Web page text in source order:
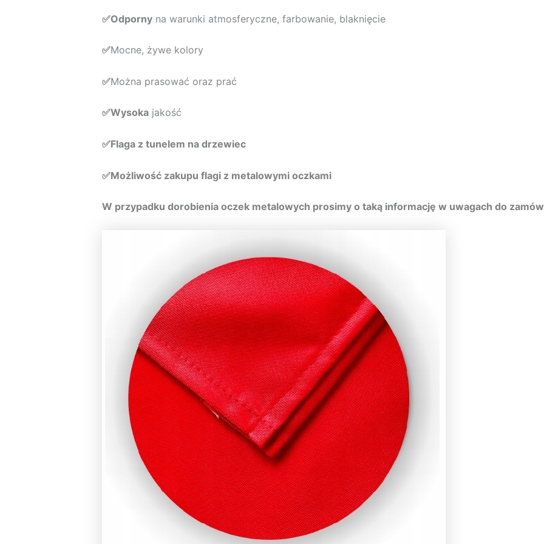
✅Odpornyna warunki atmosferyczne, farbowanie, blaknięcie
✅Mocne, żywe kolory
✅Można prasować oraz prać
✅Wysokajakość
✅Flaga z tunelem na drzewiec
✅Możliwość zakupu flagi z metalowymi oczkami
W przypadku dorobienia oczek metalowych prosimy o taką informację w uwagach do